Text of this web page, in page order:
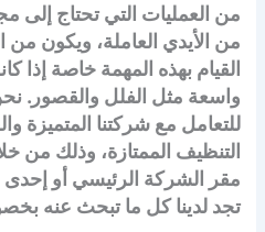
من العمليات التي تحتاج إلى
من الأيدي العاملة، ويكون
القيام بهذه المهمة خاصة
واسعة مثل الفلل والقصور.
للتعامل مع شركتنا
التنظيف الممتازة، وذلك من
مقر الشركة الرئيسي أو إحدى
تجد لدينا كل ما تبحث عنه